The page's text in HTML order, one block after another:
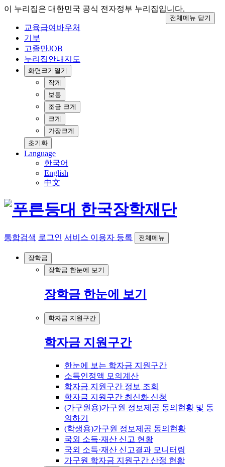
이 누리집은 대한민국 공식 전자정부 누리집입니다.
교육급여바우처
기부
고졸만JOB
누리집안내지도
화면크기 열기
작게
보통
조금 크게
크게
가장크게
초기화
Language
한국어
English
中文
통합검색 로그인 서비스 이용자 등록 전체메뉴
장학금
장학금 한눈에 보기
장학금 한눈에 보기
학자금 지원구간
학자금 지원구간
한눈에 보는 학자금 지원구간
소득인정액 모의계산
학자금 지원구간 정보 조회
학자금 지원구간 최신화 신청
(가구원용)가구원 정보제공 동의현황 및 동
의하기
(학생용)가구원 정보제공 동의현황
국외 소득·재산 신고 현황
국외 소득·재산 신고결과 모니터링
가구원 학자금 지원구간 산정 현황
전체메뉴 닫기